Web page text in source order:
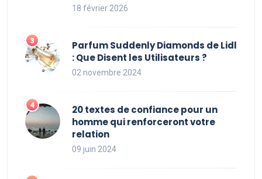
18 février 2026
Parfum Suddenly Diamonds de Lidl
: Que Disent les Utilisateurs ?
02 novembre 2024
20 textes de confiance pour un
homme qui renforceront votre
relation
09 juin 2024